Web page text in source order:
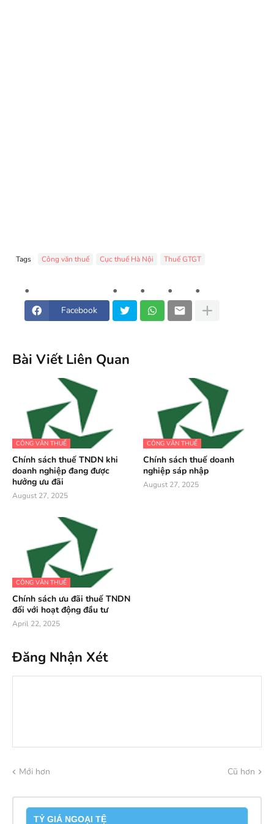
Tags Công văn thuế Cục thuế Hà Nội Thuế GTGT
Facebook
Bài Viết Liên Quan
CÔNG VĂN THUẾ
Chính sách thuế TNDN khi
doanh nghiệp đang được
hưởng ưu đãi
August 27, 2025
CÔNG VĂN THUẾ
Chính sách thuế doanh
nghiệp sáp nhập
August 27, 2025
CÔNG VĂN THUẾ
Chính sách ưu đãi thuế TNDN
đối với hoạt động đầu tư
April 22, 2025
Đăng Nhận Xét
Mới hơn Cũ hơn
TỶ GIÁ NGOẠI TỆ